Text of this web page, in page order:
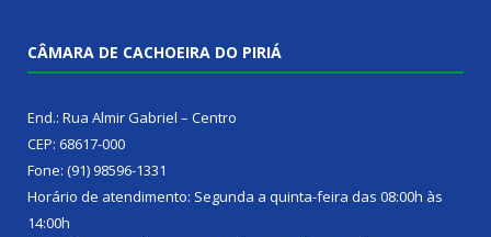
CÂMARA DE CACHOEIRA DO PIRIÁ
End.: Rua Almir Gabriel – Centro
CEP: 68617-000
Fone: (91) 98596-1331
Horário de atendimento: Segunda a quinta-feira das 08:00h às
14:00h